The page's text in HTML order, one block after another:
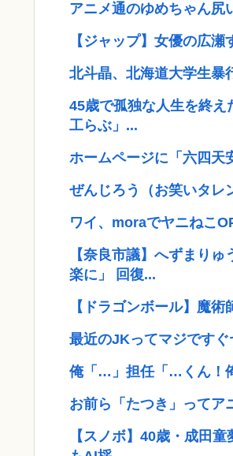
アニメ通のゆめちゃん尻
【ジャップ】女優の広
北斗晶、北海道大学生暴
45歳で孤独な人生を終
工らぶ」...
ホームページに「六四天
ぜんじろう（お笑いタレ
ワイ、moraでヤニねこ
【奈良市議】へずまり
楽に」 回復...
【ドラゴンボール】魔
最近のJKってマジです
俺「…」担任「…くん！
お前ら「たつき」ってア
【スノボ】40歳・成田